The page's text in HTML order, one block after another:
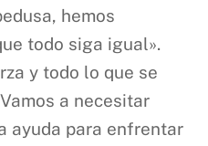
hemos
todo siga igual».
y todo lo que se
a necesitar
ayuda para enfrentar